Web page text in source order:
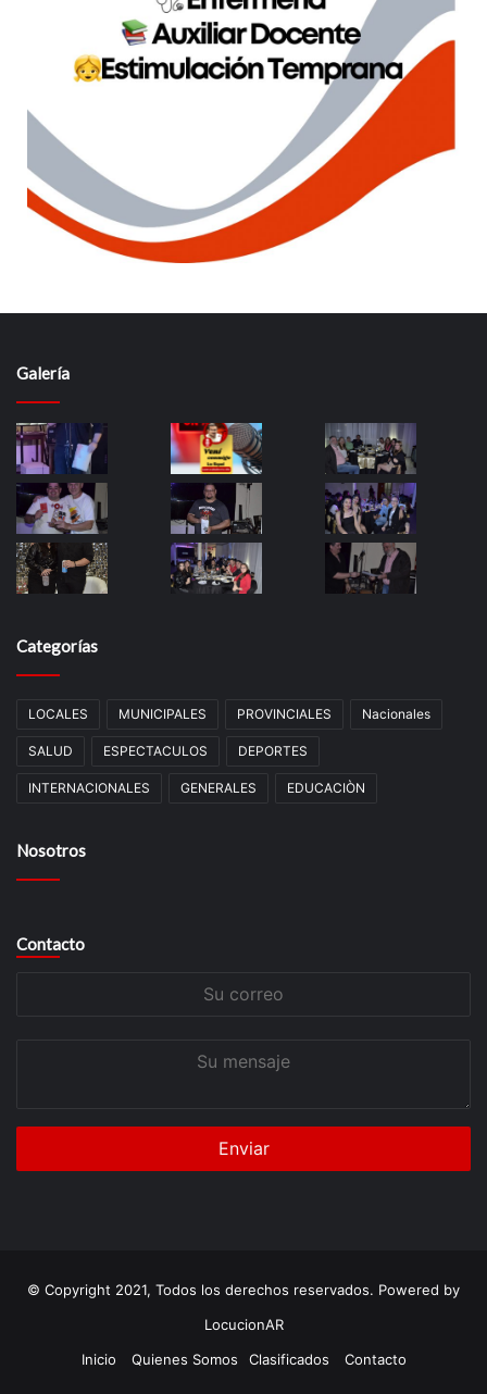
Galería
Categorías
LOCALES MUNICIPALES PROVINCIALES Nacionales
SALUD ESPECTACULOS DEPORTES
INTERNACIONALES GENERALES EDUCACIÒN
Nosotros
Contacto
© Copyright 2021, Todos los derechos reservados. Powered by
LocucionAR
Inicio
Quienes Somos Clasificados Contacto